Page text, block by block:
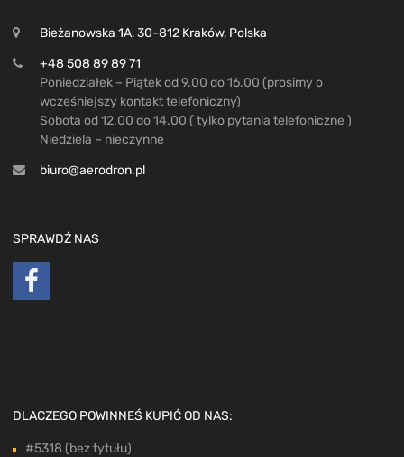
Bieżanowska 1A, 30-812 Kraków, Polska
+48 508 89 89 71
Poniedziałek – Piątek od 9.00 do 16.00 (prosimy o
wcześniejszy kontakt telefoniczny)
Sobota od 12.00 do 14.00 ( tylko pytania telefoniczne )
Niedziela – nieczynne
biuro@aerodron.pl
SPRAWDŹ NAS
DLACZEGO POWINNEŚ KUPIĆ OD NAS:
#5318 (bez tytułu)